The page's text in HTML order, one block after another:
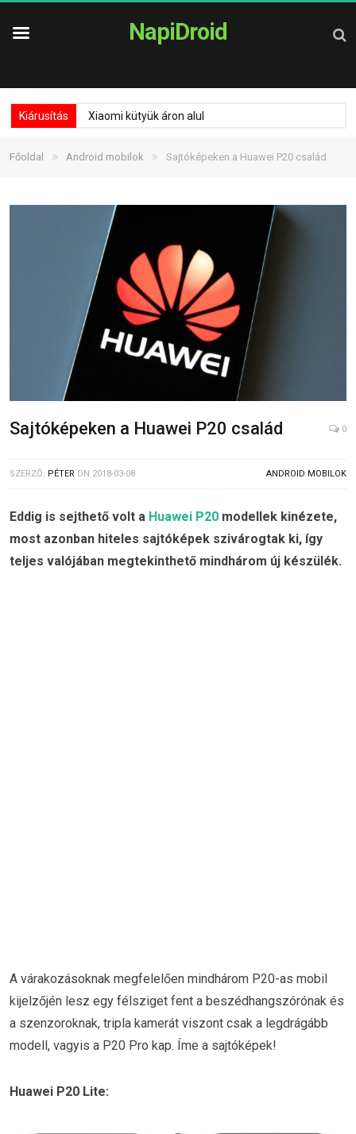
NapiDroid
Kiárusítás Xiaomi kütyük áron alul
Főoldal » Android mobilok » Sajtóképeken a Huawei P20 család
Sajtóképeken a Huawei P20 család 0
SZERZŐ: PÉTER ON 2018-03-08 ANDROID MOBILOK
Eddig is sejthető volt a Huawei P20 modellek kinézete,
most azonban hiteles sajtóképek szivárogtak ki, így
teljes valójában megtekinthető mindhárom új készülék.
A várakozásoknak megfelelően mindhárom P20-as mobil
kijelzőjén lesz egy félsziget fent a beszédhangszórónak és
a szenzoroknak, tripla kamerát viszont csak a legdrágább
modell, vagyis a P20 Pro kap. Íme a sajtóképek!
Huawei P20 Lite: